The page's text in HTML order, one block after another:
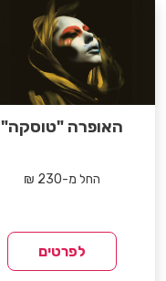
האופרה "טוסקה"
החל מ-230 ₪
לפרטים